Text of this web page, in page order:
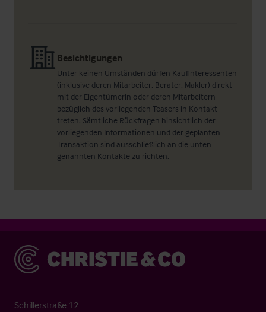
Besichtigungen
Unter keinen Umständen dürfen Kaufinteressenten
(inklusive deren Mitarbeiter, Berater, Makler) direkt
mit der Eigentümerin oder deren Mitarbeitern
bezüglich des vorliegenden Teasers in Kontakt
treten. Sämtliche Rückfragen hinsichtlich der
vorliegenden Informationen und der geplanten
Transaktion sind ausschließlich an die unten
genannten Kontakte zu richten.
Christie & Co
Schillerstraße 12